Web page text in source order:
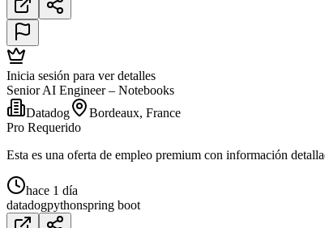
Inicia sesión para ver detalles
Senior AI Engineer – Notebooks
Datadog
Bordeaux, France
Pro Requerido
Esta es una oferta de empleo premium con información
hace 1 día
datadogpythonspring boot